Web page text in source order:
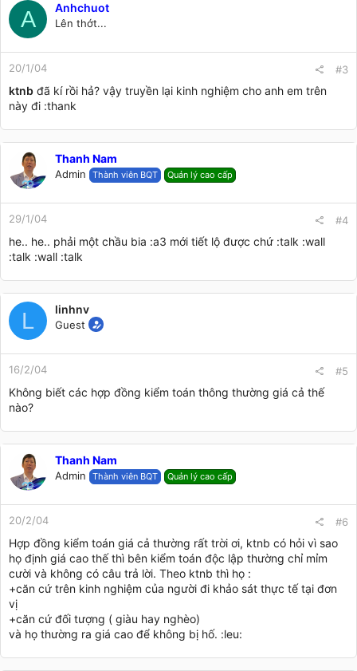
A Anhchuot
Lên thớt...
20/1/04 #3
ktnb đã kí rồi hả? vậy truyền lại kinh nghiệm cho anh em trên
này đi :thank
Thanh Nam
Admin Thành viên BQT Quản lý cao cấp
29/1/04 #4
he.. he.. phải một chầu bia :a3 mới tiết lộ được chứ :talk :wall
:talk :wall :talk
L linhnv
Guest
16/2/04 #5
Không biết các hợp đồng kiểm toán thông thường giá cả thế
nào?
Thanh Nam
Admin Thành viên BQT Quản lý cao cấp
20/2/04 #6
Hợp đồng kiểm toán giá cả thường rất trời ơi, ktnb có hỏi vì sao
họ định giá cao thế thì bên kiểm toán độc lập thường chỉ mỉm
cười và không có câu trả lời. Theo ktnb thì họ :
+căn cứ trên kinh nghiệm của người đi khảo sát thực tế tại đơn
vị
+căn cứ đối tượng ( giàu hay nghèo)
và họ thường ra giá cao để không bị hố. :leu: